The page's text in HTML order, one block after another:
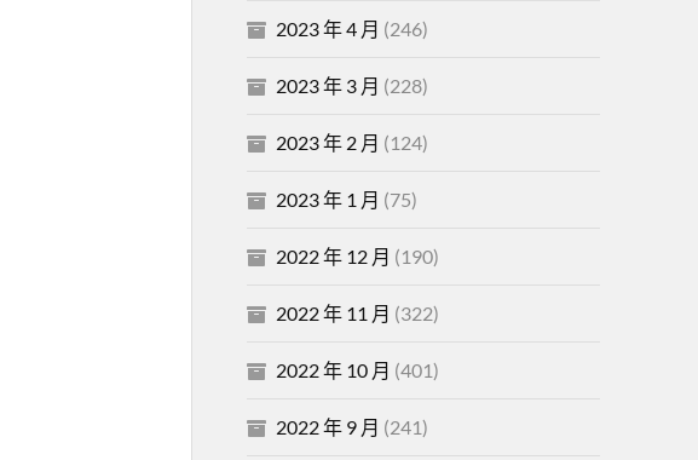
2023 年 4 月 (246)
2023 年 3 月 (228)
2023 年 2 月 (124)
2023 年 1 月 (75)
2022 年 12 月 (190)
2022 年 11 月 (322)
2022 年 10 月 (401)
2022 年 9 月 (241)